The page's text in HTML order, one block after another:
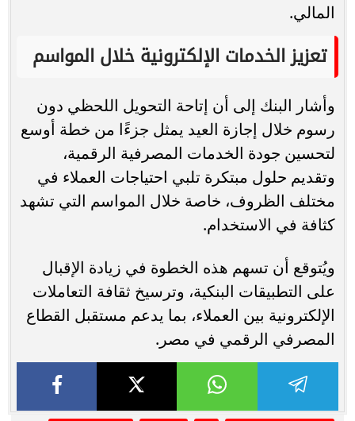
المالي.
تعزيز الخدمات الإلكترونية خلال المواسم
وأشار البنك إلى أن إتاحة التحويل اللحظي دون
رسوم خلال إجازة العيد يمثل جزءًا من خطة أوسع
لتحسين جودة الخدمات المصرفية الرقمية،
وتقديم حلول مبتكرة تلبي احتياجات العملاء في
مختلف الظروف، خاصة خلال المواسم التي تشهد
كثافة في الاستخدام.
ويُتوقع أن تسهم هذه الخطوة في زيادة الإقبال
على التطبيقات البنكية، وترسيخ ثقافة التعاملات
الإلكترونية بين العملاء، بما يدعم مستقبل القطاع
المصرفي الرقمي في مصر.